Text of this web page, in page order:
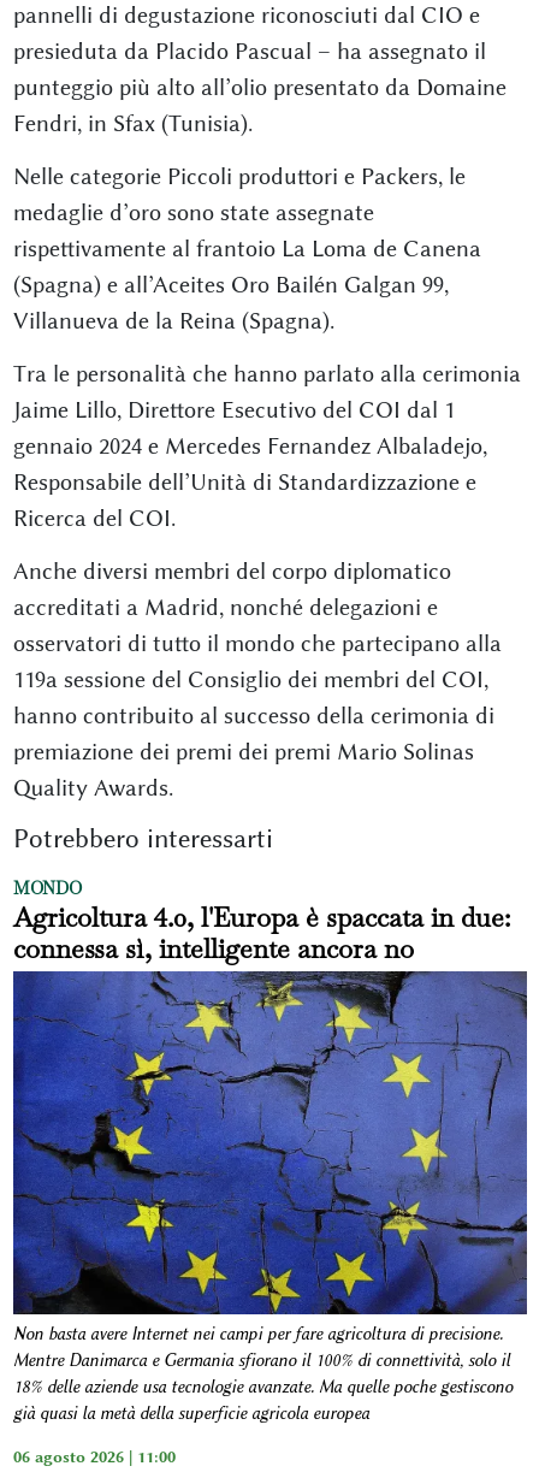
pannelli di degustazione riconosciuti dal CIO e
presieduta da Placido Pascual – ha assegnato il
punteggio più alto all’olio presentato da Domaine
Fendri, in Sfax (Tunisia).
Nelle categorie Piccoli produttori e Packers, le
medaglie d’oro sono state assegnate
rispettivamente al frantoio La Loma de Canena
(Spagna) e all’Aceites Oro Bailén Galgan 99,
Villanueva de la Reina (Spagna).
Tra le personalità che hanno parlato alla cerimonia
Jaime Lillo, Direttore Esecutivo del COI dal 1
gennaio 2024 e Mercedes Fernandez Albaladejo,
Responsabile dell’Unità di Standardizzazione e
Ricerca del COI.
Anche diversi membri del corpo diplomatico
accreditati a Madrid, nonché delegazioni e
osservatori di tutto il mondo che partecipano alla
119a sessione del Consiglio dei membri del COI,
hanno contribuito al successo della cerimonia di
premiazione dei premi dei premi Mario Solinas
Quality Awards.
Potrebbero interessarti
MONDO
Agricoltura 4.0, l'Europa è spaccata in due:
connessa sì, intelligente ancora no
Non basta avere Internet nei campi per fare agricoltura di precisione.
Mentre Danimarca e Germania sfiorano il 100% di connettività, solo il
18% delle aziende usa tecnologie avanzate. Ma quelle poche gestiscono
già quasi la metà della superficie agricola europea
06 agosto 2026 | 11:00